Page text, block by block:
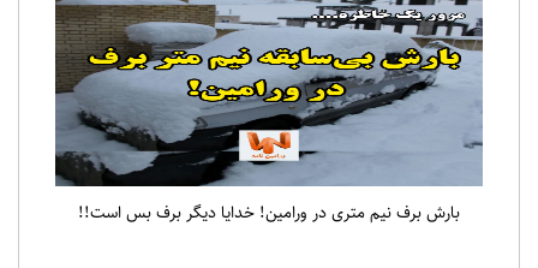
بارش برف نیم متری در ورامین! خدایا دیگر برف بس است!!